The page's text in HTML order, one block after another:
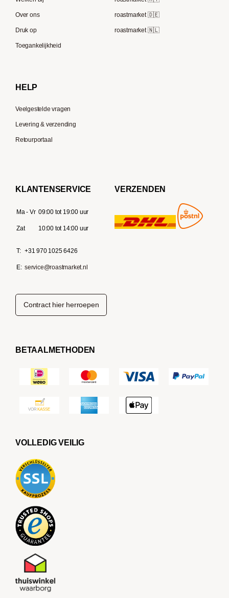
Speicherstadt Kaffee
Supremo
Moccamaster
Over ons
Druk op
Toegankelijkheid
roastmarket 🇩🇪
roastmarket 🇳🇱
HELP
Veelgestelde vragen
Levering & verzending
Retourportaal
KLANTENSERVICE
Ma - Vr 09:00 tot 19:00 uur
Zat 10:00 tot 14:00 uur
T: +31 970 1025 6426
E: service@roastmarket.nl
VERZENDEN
Contract hier herroepen
BETAALMETHODEN
VOLLEDIG VEILIG